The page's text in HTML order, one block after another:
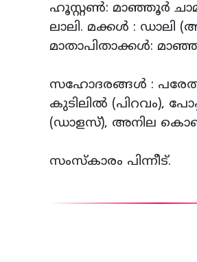
ഹൂസ്റ്റൺ: മാഞ്ഞൂർ
ലാലി. മക്കൾ : ഡാലി
മാതാപിതാക്കൾ:
സഹോദരങ്ങൾ :
കുടിലിൽ (പിറവം),
(ഡാളസ്), അനില
സംസ്‌കാരം പിന്നീട്.